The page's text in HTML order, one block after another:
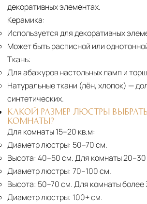
декоративных элементах.
Керамика:
Используется для декоративных
Может быть расписной или
Ткань:
Для абажуров настольных ламп и
Натуральные ткани (лён, хлопок) —
синтетических.
КАКОЙ РАЗМЕР ЛЮСТРЫ
КОМНАТЫ?
Для комнаты 15–20 кв.м:
Диаметр люстры: 50–70 см.
Высота: 40–50 см. Для комнаты 20–30
Диаметр люстры: 70–100 см.
Высота: 50–70 см. Для комнаты более
Диаметр люстры: 100+ см.